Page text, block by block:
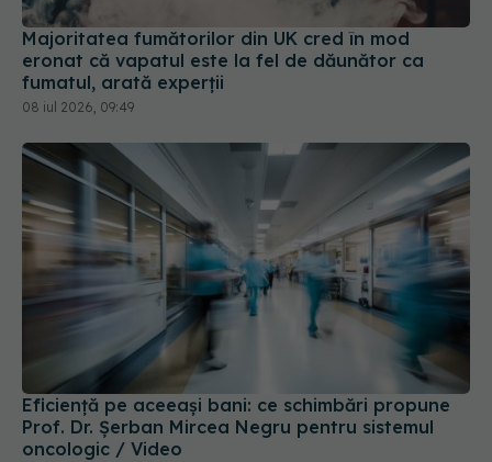
Majoritatea fumătorilor din UK cred în mod
eronat că vapatul este la fel de dăunător ca
fumatul, arată experții
08 iul 2026, 09:49
Eficiență pe aceeași bani: ce schimbări propune
Prof. Dr. Șerban Mircea Negru pentru sistemul
oncologic / Video